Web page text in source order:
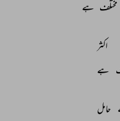
مختلف ہے
اکثر
ہے
حامل